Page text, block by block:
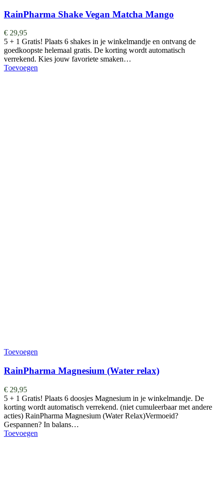
RainPharma Shake Vegan Matcha Mango
€ 29,95
5 + 1 Gratis! Plaats 6 shakes in je winkelmandje en ontvang de
goedkoopste helemaal gratis. De korting wordt automatisch
verrekend. Kies jouw favoriete smaken…
Toevoegen
Toevoegen
RainPharma Magnesium (Water relax)
€ 29,95
5 + 1 Gratis! Plaats 6 doosjes Magnesium in je winkelmandje. De
korting wordt automatisch verrekend. (niet cumuleerbaar met andere
acties) RainPharma Magnesium (Water Relax)Vermoeid?
Gespannen? In balans…
Toevoegen